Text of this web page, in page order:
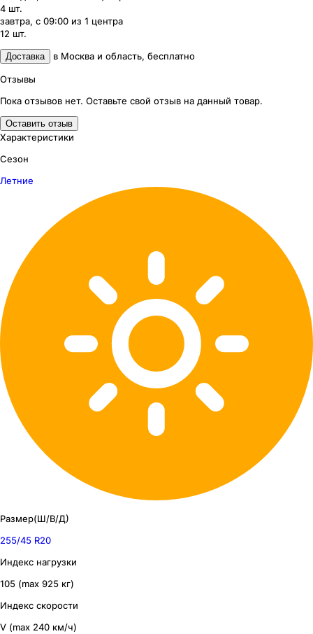
4 шт.
завтра, с 09:00 из 1 центра
12 шт.
Доставка в Москва и область, бесплатно
Отзывы
Пока отзывов нет. Оставьте свой отзыв на данный товар.
Оставить отзыв
Характеристики
Сезон
Летние
Размер(Ш/В/Д)
255/45 R20
Индекс нагрузки
105 (max 925 кг)
Индекс скорости
V (max 240 км/ч)